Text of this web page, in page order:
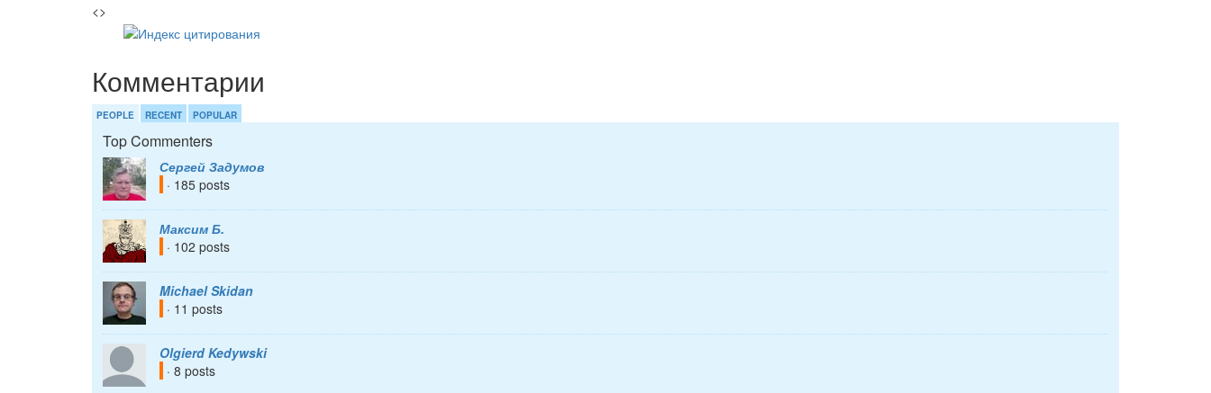
<>
Комментарии
PEOPLE RECENT POPULAR
Top Commenters
Сергей Задумов
· 185 posts
Максим Б.
· 102 posts
Michael Skidan
· 11 posts
Olgierd Kedywski
· 8 posts